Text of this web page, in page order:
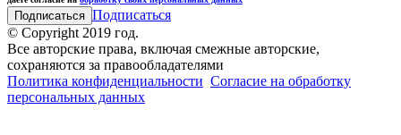
Подписаться
© Copyright 2019 год.
Все авторские права, включая смежные авторские,
сохраняются за правообладателями
Политика конфиденциальности Согласие на обработку
персональных данных